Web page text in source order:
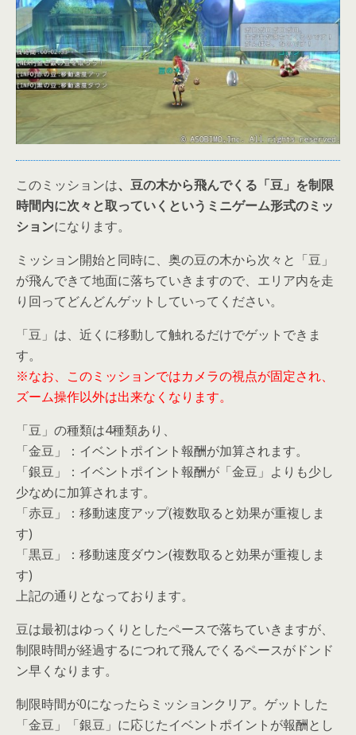
このミッションは、豆の木から飛んでくる「豆」を制限
時間内に次々と取っていくというミニゲーム形式のミッ
ションになります。
ミッション開始と同時に、奥の豆の木から次々と「豆」
が飛んできて地面に落ちていきますので、エリア内を走
り回ってどんどんゲットしていってください。
「豆」は、近くに移動して触れるだけでゲットできま
す。
※なお、このミッションではカメラの視点が固定され、
ズーム操作以外は出来なくなります。
「豆」の種類は4種類あり、
「金豆」：イベントポイント報酬が加算されます。
「銀豆」：イベントポイント報酬が「金豆」よりも少し
少なめに加算されます。
「赤豆」：移動速度アップ(複数取ると効果が重複しま
す)
「黒豆」：移動速度ダウン(複数取ると効果が重複しま
す)
上記の通りとなっております。
豆は最初はゆっくりとしたペースで落ちていきますが、
制限時間が経過するにつれて飛んでくるペースがドンド
ン早くなります。
制限時間が0になったらミッションクリア。ゲットした
「金豆」「銀豆」に応じたイベントポイントが報酬とし